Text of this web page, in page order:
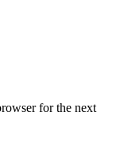
for the next